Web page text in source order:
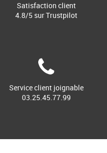
Satisfaction client
4.8/5 sur Trustpilot
Service client joignable
03.25.45.77.99